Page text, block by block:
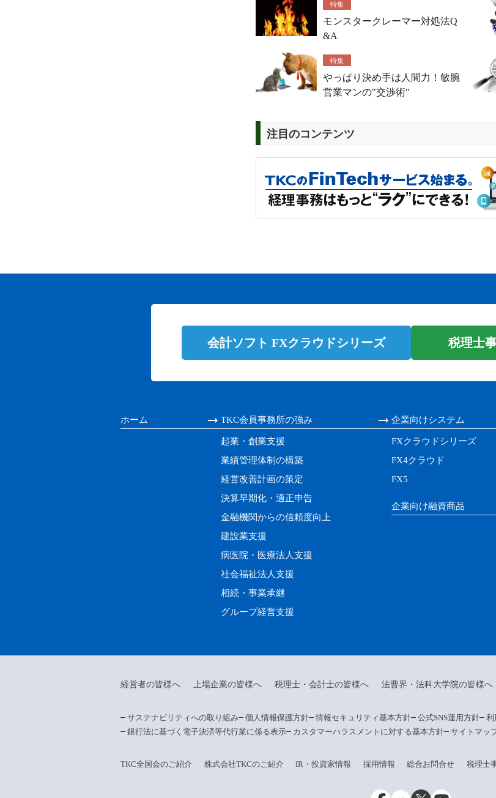
特集
モンスタークレーマー対処法Q
&A
特集
やっぱり決め手は人間力！敏腕
営業マンの"交渉術"
注目のコンテンツ
会計ソフト FXクラウドシリーズ 税理士
ホーム TKC会員事務所の強み
起業・創業支援
業績管理体制の構築
経営改善計画の策定
決算早期化・適正申告
金融機関からの信頼度向上
建設業支援
病医院・医療法人支援
社会福祉法人支援
相続・事業承継
グループ経営支援
企業向けシステム
FXクラウドシリーズ
FX4クラウド
FX5
企業向け融資商品
経営者の皆様へ 上場企業の皆様へ 税理士・会計士の皆様へ 法曹界・法科大学院の皆様へ
サステナビリティへの取り組み 個人情報保護方針 情報セキュリティ基本方針 公式SNS運用方針
利
銀行法に基づく電子決済等代行業に係る表示
カスタマーハラスメントに対する基本方針 サイトマッ
TKC全国会のご紹介 株式会社TKCのご紹介 IR・投資家情報 採用情報 総合お問合せ 税理士